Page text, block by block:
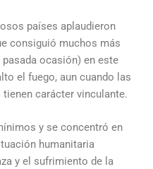
países aplaudieron
consiguió muchos más
ocasión) en este
el fuego, aun cuando las
carácter vinculante.
y se concentró en
humanitaria
y el sufrimiento de la